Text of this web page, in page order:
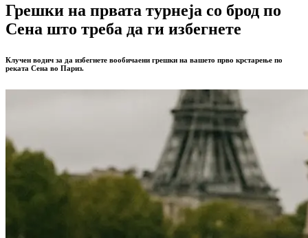
Грешки на првата турнеја со брод по
Сена што треба да ги избегнете
Клучен водич за да избегнете вообичаени грешки на вашето прво крстарење по
реката Сена во Париз.